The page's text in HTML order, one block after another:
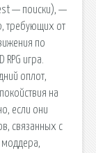
— поиски), —
требующих от
по
игра.
оплот,
на
если они
связанных с
моддера,